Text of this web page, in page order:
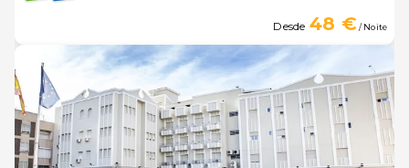
Desde 48 €/ Noite